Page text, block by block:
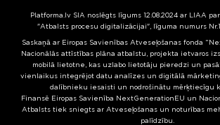
Platforma.lv SIA noslēgts līgums 12.08.2024 ar LIAA
"Atbalsts procesu digitalizācijai", līguma numurs
Saskaņā ar Eiropas Savienības Atveseļošanas fonda
Nacionālās attīstības plāna atbalstu, projekta ietvaros
mobilā lietotne, kas uzlabo lietotāju pieredzi un
vienlaikus integrējot datu analīzes un digitālā
dalībnieku iesaisti un nodrošinātu mērķtiecīgu
Finansē Eiropas Savienība NextGenerationEU un
Atbalsts tiek sniegts ar Atveseļošanas un noturības
palīdzību.